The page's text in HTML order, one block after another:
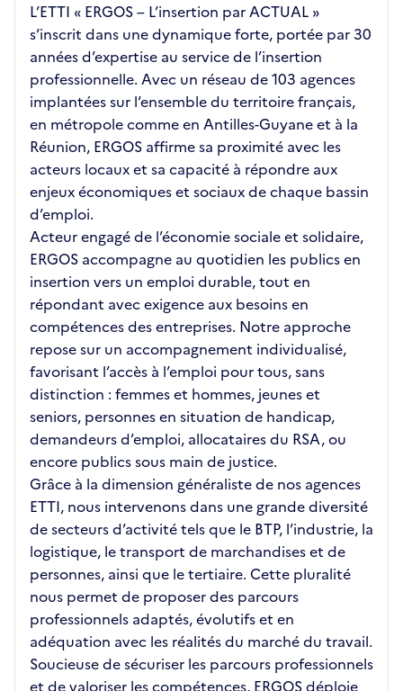
L’ETTI « ERGOS – L’insertion par ACTUAL »
s’inscrit dans une dynamique forte, portée par 30
années d’expertise au service de l’insertion
professionnelle. Avec un réseau de 103 agences
implantées sur l’ensemble du territoire français,
en métropole comme en Antilles-Guyane et à la
Réunion, ERGOS affirme sa proximité avec les
acteurs locaux et sa capacité à répondre aux
enjeux économiques et sociaux de chaque bassin
d’emploi.
Acteur engagé de l’économie sociale et solidaire,
ERGOS accompagne au quotidien les publics en
insertion vers un emploi durable, tout en
répondant avec exigence aux besoins en
compétences des entreprises. Notre approche
repose sur un accompagnement individualisé,
favorisant l’accès à l’emploi pour tous, sans
distinction : femmes et hommes, jeunes et
seniors, personnes en situation de handicap,
demandeurs d’emploi, allocataires du RSA, ou
encore publics sous main de justice.
Grâce à la dimension généraliste de nos agences
ETTI, nous intervenons dans une grande diversité
de secteurs d’activité tels que le BTP, l’industrie, la
logistique, le transport de marchandises et de
personnes, ainsi que le tertiaire. Cette pluralité
nous permet de proposer des parcours
professionnels adaptés, évolutifs et en
adéquation avec les réalités du marché du travail.
Soucieuse de sécuriser les parcours professionnels
et de valoriser les compétences, ERGOS déploie